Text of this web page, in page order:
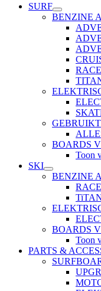
SURF
BENZINE
GEBRUIKT
BOARDS
Toon
SKI
BENZINE
BOARDS
Toon
PARTS &